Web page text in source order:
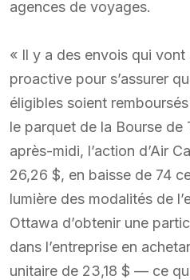
agences de voyages.
« Il y a des envois qui
proactive pour s’assurer
éligibles soient
le parquet de la Bourse de
après-midi, l’action d’Air
26,26 $, en baisse de 74
lumière des modalités de
Ottawa d’obtenir une
dans l’entreprise en
unitaire de 23,18 $ — ce